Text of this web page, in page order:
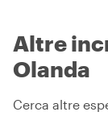
Altre
Olanda
Cerca altre